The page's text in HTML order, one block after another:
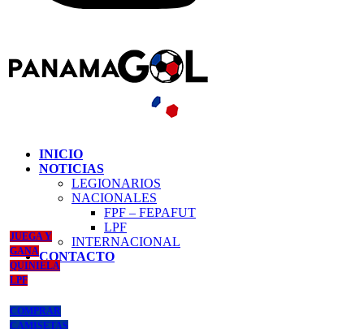
INICIO
NOTICIAS
LEGIONARIOS
NACIONALES
FPF – FEPAFUT
LPF
INTERNACIONAL
CONTACTO
JUEGA Y
GANA
QUINIELA
LPF
COMPRAR
CAMISETAS